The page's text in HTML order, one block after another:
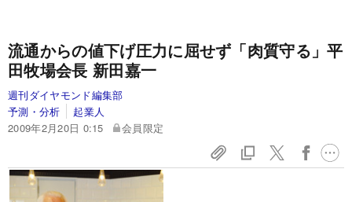
流通からの値下げ圧力に屈せず「肉質守る」平
田牧場会長 新田嘉一
週刊ダイヤモンド編集部
予測・分析
起業人
2009年2月20日 0:15
会員限定